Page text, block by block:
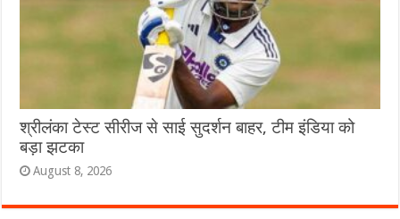
श्रीलंका टेस्ट सीरीज से साई सुदर्शन बाहर, टीम इंडिया को
बड़ा झटका
August 8, 2026